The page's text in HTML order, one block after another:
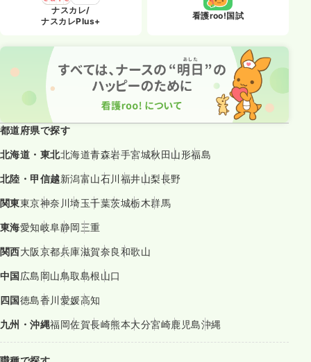
ナスカレ/
ナスカレPlus+
看護roo!国試
都道府県で探す
北海道・東北北海道青森岩手宮城秋田山形福島
北陸・甲信越新潟富山石川福井山梨長野
関東東京神奈川埼玉千葉茨城栃木群馬
東海愛知岐阜静岡三重
関西大阪京都兵庫滋賀奈良和歌山
中国広島岡山鳥取島根山口
四国徳島香川愛媛高知
九州・沖縄福岡佐賀長崎熊本大分宮崎鹿児島沖縄